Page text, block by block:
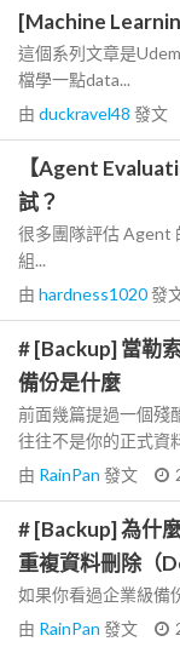
[Machine
這個系列文章是
檔學一點data...
由 duckravel48 發文
【Agent
試？
很多團隊評估 Agent
組...
由 hardness1020發
# [Backup] 當勒
備份是什麼
前面幾篇提過一個殘
往往不是你的正式資
由 RainPan 發文
# [Backup] 為什
重複資料刪除（
如果你看過企業級備
由 RainPan 發文